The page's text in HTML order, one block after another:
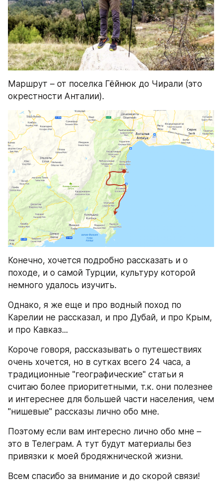
Маршрут – от поселка Гёйнюк до Чирали (это
окрестности Анталии).
Конечно, хочется подробно рассказать и о
походе, и о самой Турции, культуру которой
немного удалось изучить.
Однако, я же еще и про водный поход по
Карелии не рассказал, и про Дубай, и про Крым,
и про Кавказ...
Короче говоря, рассказывать о путешествиях
очень хочется, но в сутках всего 24 часа, а
традиционные "географические" статьи я
считаю более приоритетными, т.к. они полезнее
и интереснее для большей части населения, чем
"нишевые" рассказы лично обо мне.
Поэтому если вам интересно лично обо мне –
это в Телеграм. А тут будут материалы без
привязки к моей бродяжнической жизни.
Всем спасибо за внимание и до скорой связи!